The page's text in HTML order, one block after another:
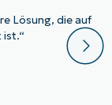
Lösung, die auf
ist.“